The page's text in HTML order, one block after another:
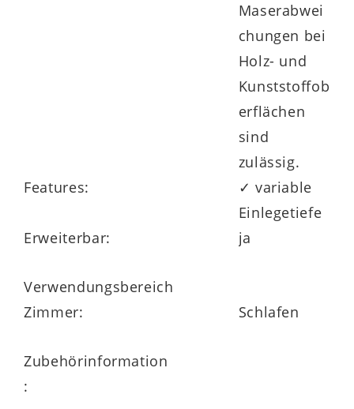
Maserabwei
chungen bei
Holz- und
Kunststoffob
erflächen
sind
zulässig.
Features:
✓ variable
Einlegetiefe
Erweiterbar:
ja
Verwendungsbereich
Zimmer:
Schlafen
Zubehörinformation
: